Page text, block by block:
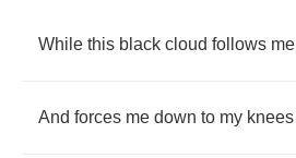
While this black cloud follows me
And forces me down to my knees